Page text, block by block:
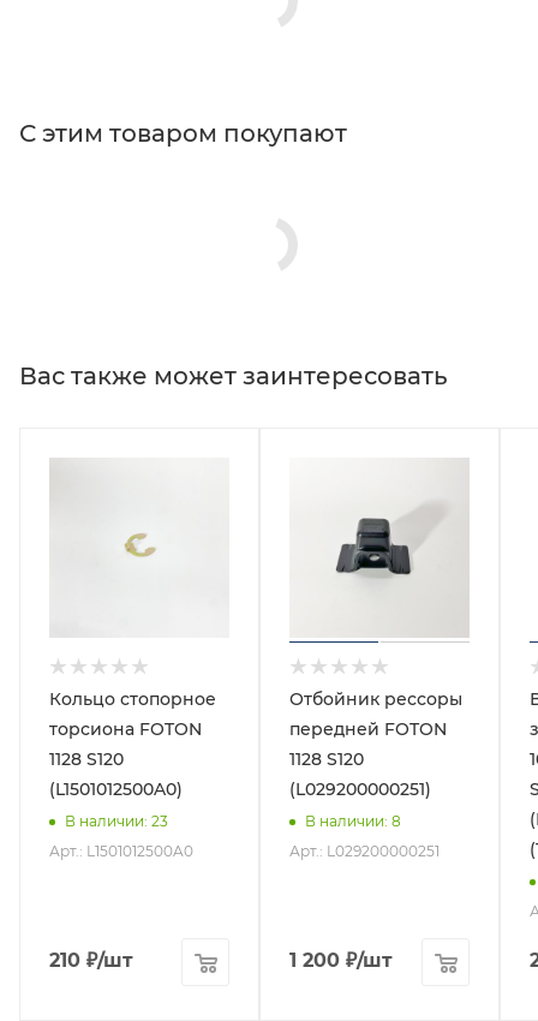
С этим товаром покупают
Вас также может заинтересовать
Кольцо стопорное
торсиона FOTON
1128 S120
(L1501012500A0)
В наличии: 23
Арт.: L1501012500A0
210 ₽/шт
Отбойник рессоры
передней FOTON
1128 S120
(L029200000251)
В наличии: 8
Арт.: L029200000251
1 200 ₽/шт